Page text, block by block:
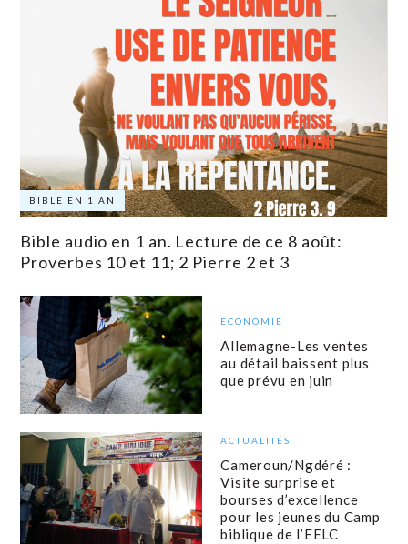
BIBLE EN 1 AN
Bible audio en 1 an. Lecture de ce 8 août:
Proverbes 10 et 11; 2 Pierre 2 et 3
ECONOMIE
Allemagne-Les ventes
au détail baissent plus
que prévu en juin
ACTUALITÉS
Cameroun/Ngdéré :
Visite surprise et
bourses d’excellence
pour les jeunes du Camp
biblique de l’EELC